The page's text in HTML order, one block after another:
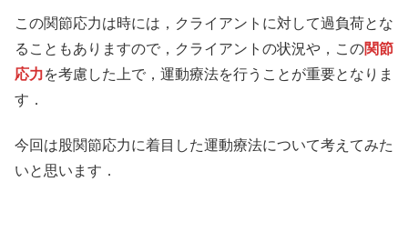
この関節応力は時には，クライアントに対して過負荷とな
ることもありますので，クライアントの状況や，この関節
応力を考慮した上で，運動療法を行うことが重要となりま
す．
今回は股関節応力に着目した運動療法について考えてみた
いと思います．